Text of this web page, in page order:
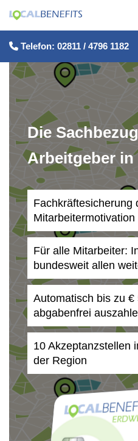
Zum
Inhalt
springen
Telefon: 02811 / 4796 1182
Die
Arbeitgeber in
Fachkräftesicherung
Für alle Mitarbeiter:
bundesweit allen
Automatisch bis zu
abgabenfrei
10 Akzeptanzstellen
der Region